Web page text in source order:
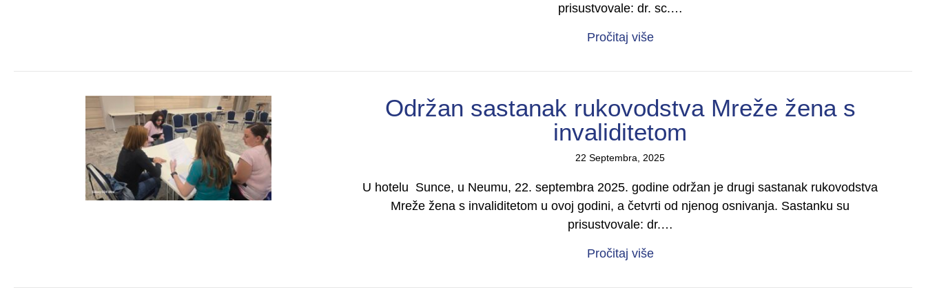
prisustvovale: dr. sc.…
Pročitaj višeabout Održan sastanak rukovodstva Mreže žena
Održan sastanak rukovodstva Mreže žena s
invaliditetom
22 Septembra, 2025
U hotelu Sunce, u Neumu, 22. septembra 2025. godine održan je drugi sastanak rukovodstva
Mreže žena s invaliditetom u ovoj godini, a četvrti od njenog osnivanja. Sastanku su
prisustvovale: dr.…
Pročitaj višeabout Održan sastanak rukovodstva Mreže žena